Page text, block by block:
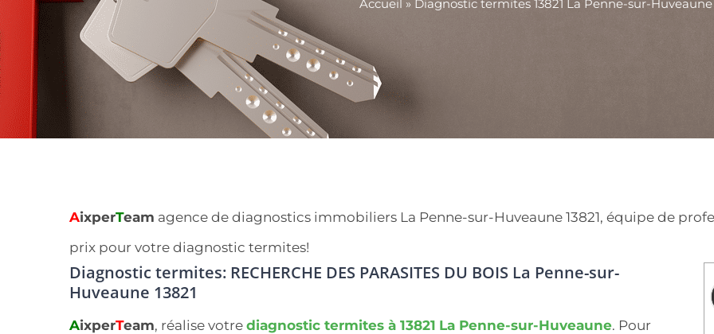
Accueil » Diagnostic termites 13821 La Penne-sur-Huveaune
AixperTeam agence de diagnostics immobiliers La Penne-sur-Huveaune 13821, équipe de
prix pour votre diagnostic termites!
Diagnostic termites: RECHERCHE DES PARASITES DU BOIS La Penne-sur-
Huveaune 13821
AixperTeam, réalise votre diagnostic termites à 13821 La Penne-sur-Huveaune. Pour